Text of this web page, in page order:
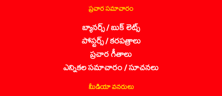
ప్రచార సమాచారం
బ్యానర్స్ / బుక్ లెట్స్
పోస్టర్స్ / కరపత్రాలు
ప్రచార గీతాలు
ఎన్నికల సమాచారం / సూచనలు
మీడియా వనరులు